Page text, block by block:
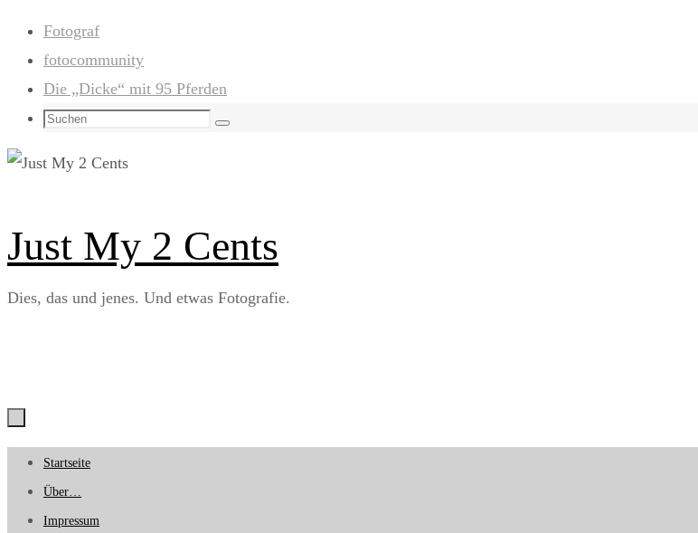
Zum
Inhalt
springen
Fotograf
fotocommunity
Die „Dicke“ mit 95 Pferden
Suchen
Suchen
Just My 2 Cents
Dies, das und jenes. Und etwas Fotografie.
Zum
Inhalt
springen
Startseite
Über…
Impressum